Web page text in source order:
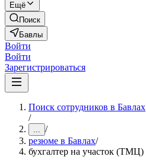
Ещё
Поиск
Бавлы
Войти
Войти
Зарегистрироваться
Поиск сотрудников в Бавлах
/
... /
резюме в Бавлах/
бухгалтер на участок (ТМЦ)